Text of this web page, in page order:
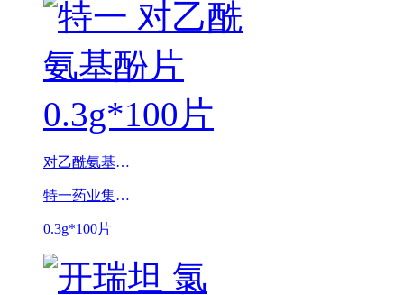
对乙酰氨基酚片
特一药业集团股份有限公司（原广东台城制药股份有限公司）
0.3g*100片